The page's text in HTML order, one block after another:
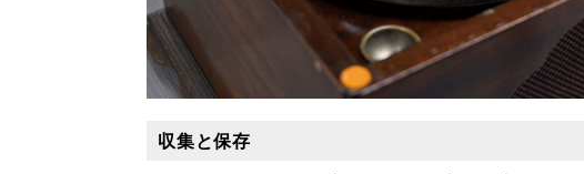
収集と保存